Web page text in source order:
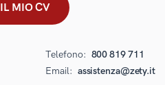
MIO CV
Telefono: 800 819 711
Email: assistenza@zety.it